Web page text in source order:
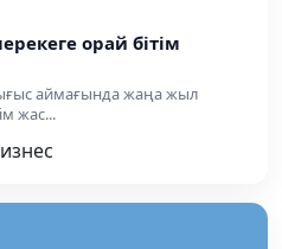
орай бітім
аймағында жаңа жыл
жас...